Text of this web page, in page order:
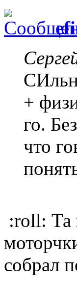
+
го.
что
:roll: Та
собрал